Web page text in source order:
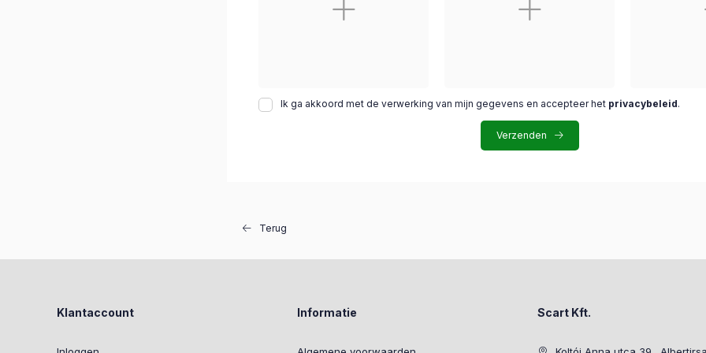
Ik ga akkoord met de verwerking van mijn gegevens en accepteer het privacybeleid.
Verzenden
Terug
Klantaccount Informatie Scart Kft.